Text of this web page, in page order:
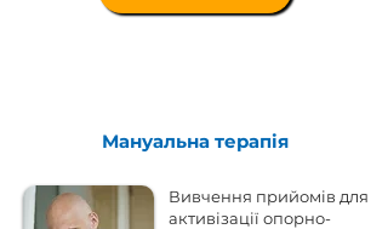
Мануальна терапія
Вивчення прийомів для
активізації опорно-